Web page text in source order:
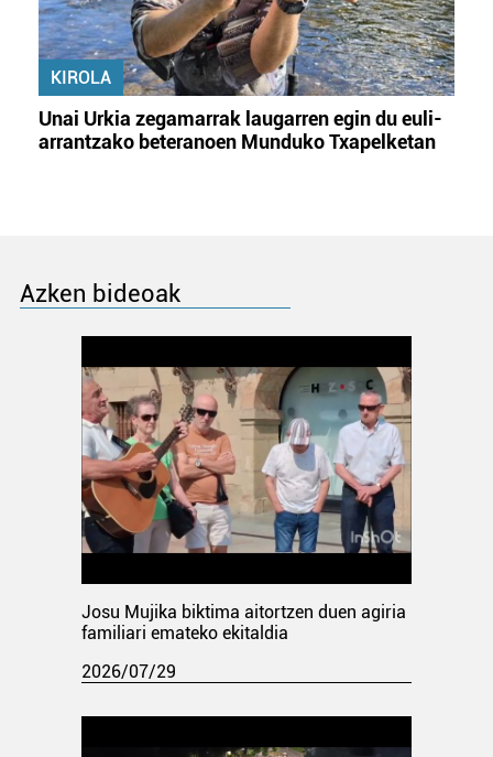
KIROLA
Unai Urkia zegamarrak laugarren egin du euli-
arrantzako beteranoen Munduko Txapelketan
Azken bideoak
Josu Mujika biktima aitortzen duen agiria
familiari emateko ekitaldia
2026/07/29